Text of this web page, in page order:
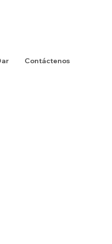
Contáctenos